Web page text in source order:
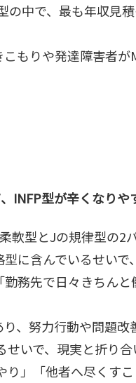
の中で、最も年収見
もりや発達障害者が
INFP型が辛くなりや
軟型とJの規律型の
に含んでいるせいで、
務先で日々きちん
、努力行動や問題
せいで、現実と折り
」「他者へ尽くす